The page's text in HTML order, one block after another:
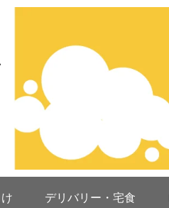
デリバリー・宅食